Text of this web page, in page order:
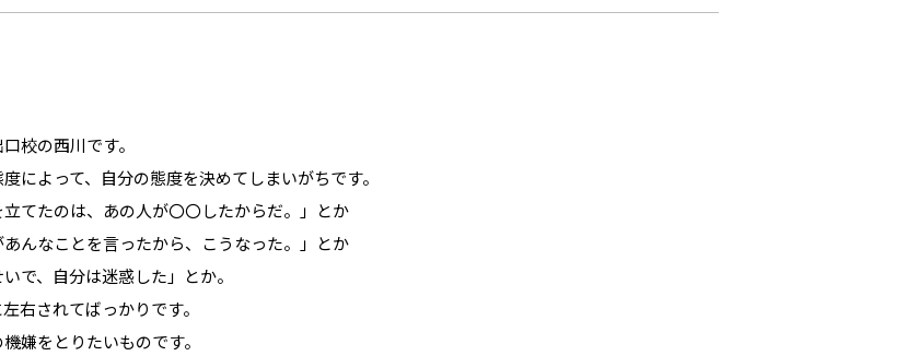
校の西川です。
によって、自分の態度を決めてしまいがちです。
立てたのは、あの人が〇〇したからだ。」とか
あんなことを言ったから、こうなった。」とか
いで、自分は迷惑した」とか。
右されてばっかりです。
嫌をとりたいものです。